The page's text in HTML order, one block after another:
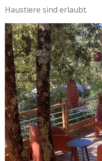
Haustiere sind erlaubt.